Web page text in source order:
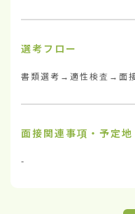
選考フロー
書類選考→適性検査→面
面接関連事項・予定地
-